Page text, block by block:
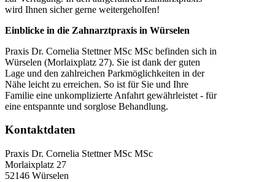
wird Ihnen sicher gerne weitergeholfen!
Einblicke in die Zahnarztpraxis in Würselen
Praxis Dr. Cornelia Stettner MSc MSc befinden sich in
Würselen (Morlaixplatz 27). Sie ist dank der guten
Lage und den zahlreichen Parkmöglichkeiten in der
Nähe leicht zu erreichen. So ist für Sie und Ihre
Familie eine unkomplizierte Anfahrt gewährleistet - für
eine entspannte und sorglose Behandlung.
Kontaktdaten
Praxis Dr. Cornelia Stettner MSc MSc
Morlaixplatz 27
52146 Würselen